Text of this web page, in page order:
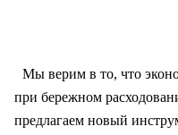
Мы верим в то, что
при бережном
предлагаем новый